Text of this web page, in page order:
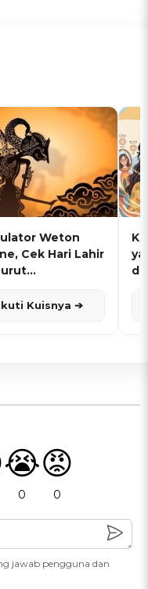
Weton
Cek Hari Lahir
Kuisnya ➔
😭
0
😡
0
jawab pengguna dan